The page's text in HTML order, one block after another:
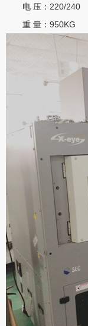
电 压：220/240
重 量：950KG